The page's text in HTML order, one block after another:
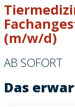
(m/w/d)
AB SOFORT
Das